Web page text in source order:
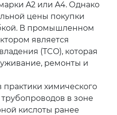
A2 или A4. Однако
цены покупки
В промышленном
является
(TCO), которая
ремонты и
химического
в зоне
кислоты ранее